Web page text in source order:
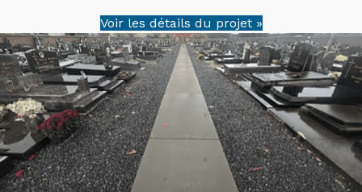
Voir les détails du projet »